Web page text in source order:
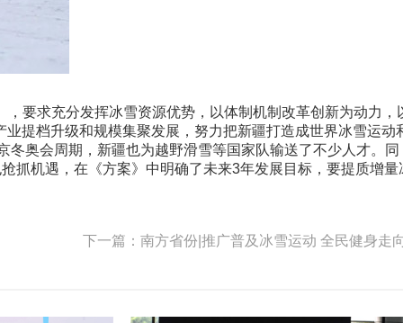
要求充分发挥冰雪资源优势，以体制机制改革创新为动力，
提档升级和规模集聚发展，努力把新疆打造成世界冰雪运动
奥会周期，新疆也为越野滑雪等国家队输送了不少人才。同
抓机遇，在《方案》中明确了未来3年发展目标，要提质增量
下一篇：南方省份|推广普及冰雪运动 全民健身走